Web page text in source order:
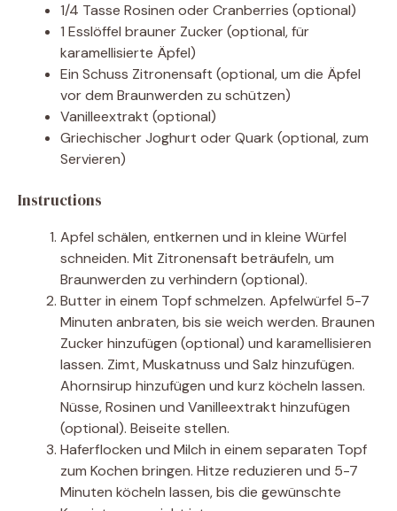
1/4 Tasse Rosinen oder Cranberries (optional)
1 Esslöffel brauner Zucker (optional, für
karamellisierte Äpfel)
Ein Schuss Zitronensaft (optional, um die Äpfel
vor dem Braunwerden zu schützen)
Vanilleextrakt (optional)
Griechischer Joghurt oder Quark (optional, zum
Servieren)
Instructions
Apfel schälen, entkernen und in kleine Würfel
schneiden. Mit Zitronensaft beträufeln, um
Braunwerden zu verhindern (optional).
Butter in einem Topf schmelzen. Apfelwürfel 5-7
Minuten anbraten, bis sie weich werden. Braunen
Zucker hinzufügen (optional) und karamellisieren
lassen. Zimt, Muskatnuss und Salz hinzufügen.
Ahornsirup hinzufügen und kurz köcheln lassen.
Nüsse, Rosinen und Vanilleextrakt hinzufügen
(optional). Beiseite stellen.
Haferflocken und Milch in einem separaten Topf
zum Kochen bringen. Hitze reduzieren und 5-7
Minuten köcheln lassen, bis die gewünschte